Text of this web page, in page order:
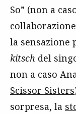
So” (non a
la sensazione
kitsch del
non a caso
Scissor Sisters
sorpresa, la